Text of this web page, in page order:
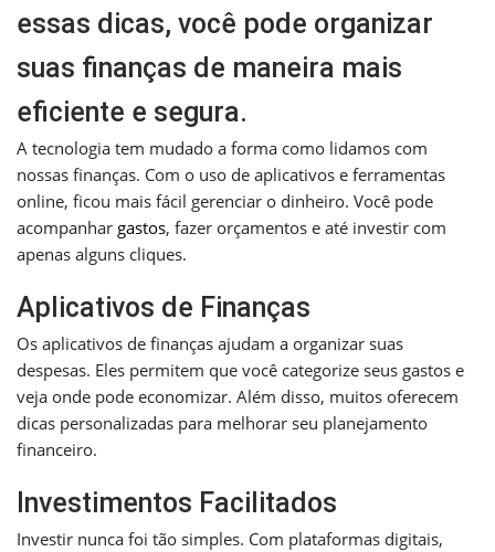
essas dicas, você pode organizar
suas finanças de maneira mais
eficiente e segura.
A tecnologia tem mudado a forma como lidamos com
nossas finanças. Com o uso de aplicativos e ferramentas
online, ficou mais fácil gerenciar o dinheiro. Você pode
acompanhar gastos, fazer orçamentos e até investir com
apenas alguns cliques.
Aplicativos de Finanças
Os aplicativos de finanças ajudam a organizar suas
despesas. Eles permitem que você categorize seus gastos e
veja onde pode economizar. Além disso, muitos oferecem
dicas personalizadas para melhorar seu planejamento
financeiro.
Investimentos Facilitados
Investir nunca foi tão simples. Com plataformas digitais,